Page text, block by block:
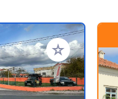
Ajouter à vos